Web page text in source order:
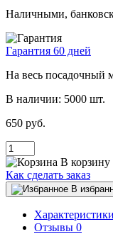
Наличными,
Гарантия 60 дней
На весь посадочный
В наличии: 5000 шт.
650 руб.
В корзину
Как сделать заказ
В
Характеристики
Отзывы 0